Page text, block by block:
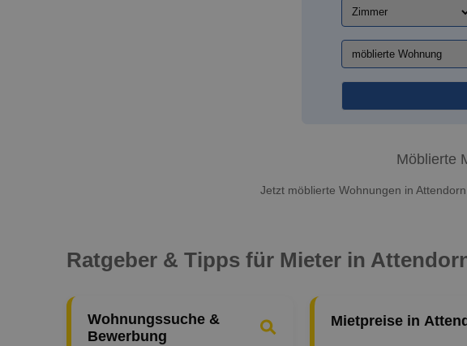
Möblierte
Jetzt möblierte Wohnungen in
Ratgeber & Tipps für Mieter in
Wohnungssuche &
Bewerbung
Mietpreise in